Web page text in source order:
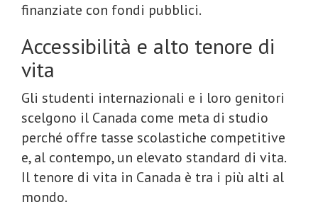
finanziate con fondi pubblici.
Accessibilità e alto tenore di
vita
Gli studenti internazionali e i loro genitori
scelgono il Canada come meta di studio
perché offre tasse scolastiche competitive
e, al contempo, un elevato standard di vita.
Il tenore di vita in Canada è tra i più alti al
mondo.